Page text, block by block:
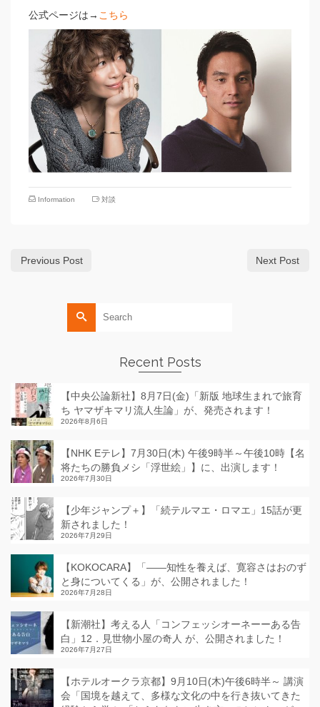
公式ページは→ こちら
Information 対談
Previous Post Next Post
Search
for:
Recent Posts
【中央公論新社】8月7日(金)「新版 地球生まれで旅育
ち ヤマザキマリ流人生論」が、発売されます！
2026年8月6日
【NHK Eテレ】7月30日(木) 午後9時半～午後10時【名
将たちの勝負メシ「浮世絵」】に、出演します！
2026年7月30日
【少年ジャンプ＋】「続テルマエ・ロマエ」15話が更
新されました！
2026年7月29日
【KOKOCARA】「——知性を養えば、寛容さはおのず
と身についてくる」が、公開されました！
2026年7月28日
【新潮社】考える人「コンフェッシオーネーーある告
白」12．見世物小屋の奇人 が、公開されました！
2026年7月27日
【ホテルオークラ京都】9月10日(木)午後6時半～ 講演
会「国境を越えて、多様な文化の中を行き抜いてきた